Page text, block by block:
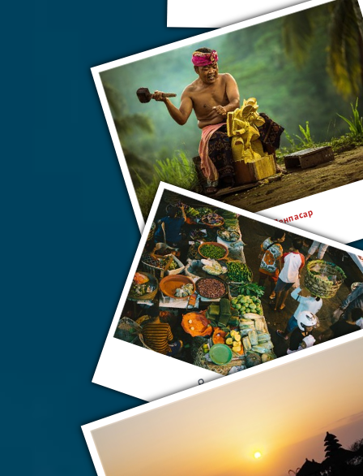
Денпасар
Денпасар